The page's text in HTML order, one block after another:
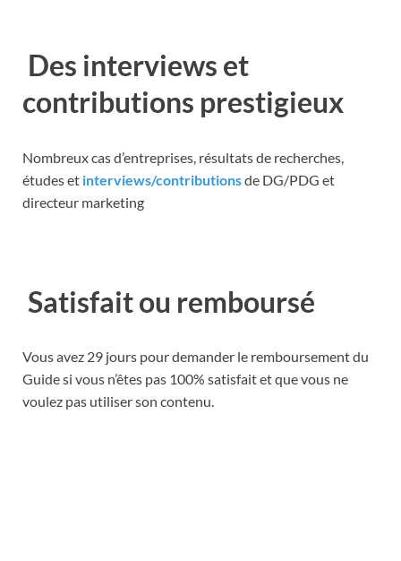
Des interviews et
contributions prestigieux
Nombreux cas d’entreprises, résultats de recherches,
études et interviews/contributionsde DG/PDG et
directeur marketing
Satisfait ou remboursé
Vous avez 29 jours pour demander le remboursement du
Guide si vous n’êtes pas 100% satisfait et que vous ne
voulez pas utiliser son contenu.